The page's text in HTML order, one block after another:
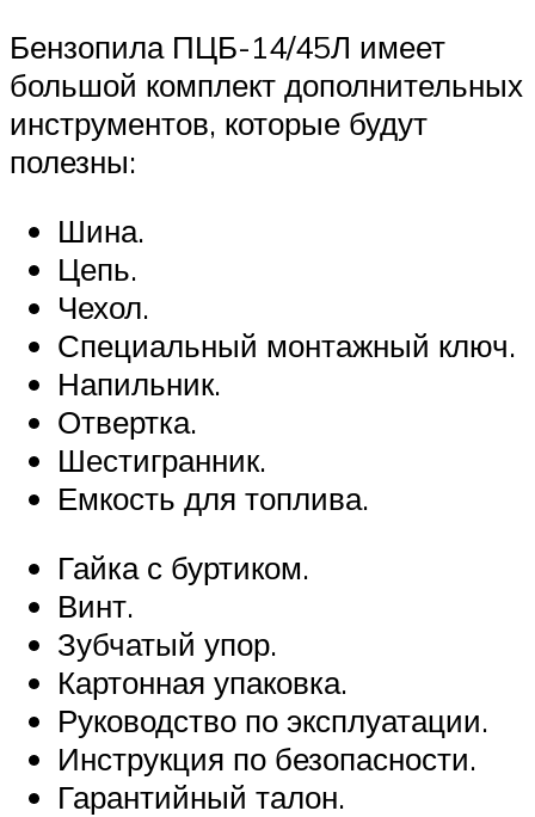
Бензопила ПЦБ-14/45Л имеет
большой комплект дополнительных
инструментов, которые будут
полезны:
Шина.
Цепь.
Чехол.
Специальный монтажный ключ.
Напильник.
Отвертка.
Шестигранник.
Емкость для топлива.
Гайка с буртиком.
Винт.
Зубчатый упор.
Картонная упаковка.
Руководство по эксплуатации.
Инструкция по безопасности.
Гарантийный талон.